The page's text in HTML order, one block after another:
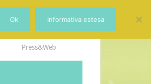
Press&Web
Ok Informativa estesa